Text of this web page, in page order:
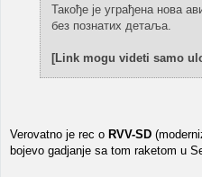
Такође је уграђена нова
без познатих детаља.
[Link mogu videti samo
Verovatno je rec o RVV-SD
bojevo gadjanje sa tom raketom u